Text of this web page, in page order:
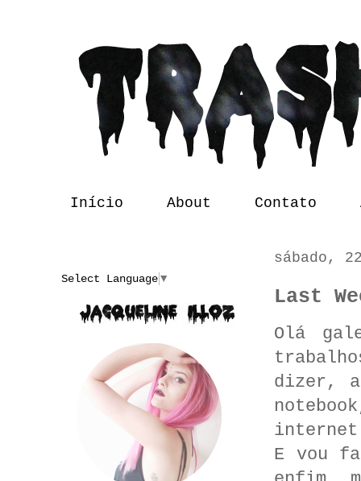
Início About Contato
sábado,
Last
Olá
dizer,
internet
E vou
Select Language▼